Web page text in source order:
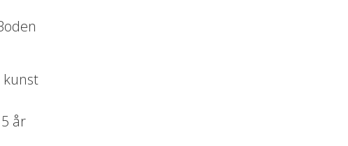
kunst
år